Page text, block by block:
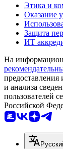
Этика и
Оказание
Защита
ИТ
На
предоставления
и анализа
пользователей
Российской